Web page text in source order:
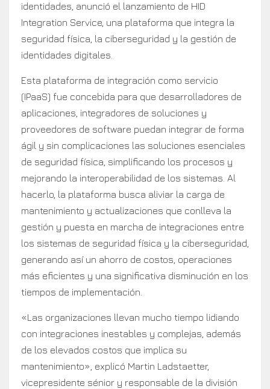
identidades, anunció el lanzamiento de HID
Integration Service, una plataforma que integra la
seguridad física, la ciberseguridad y la gestión de
identidades digitales.
Esta plataforma de integración como servicio
(IPaaS) fue concebida para que desarrolladores de
aplicaciones, integradores de soluciones y
proveedores de software puedan integrar de forma
ágil y sin complicaciones las soluciones esenciales
de seguridad física, simplificando los procesos y
mejorando la interoperabilidad de los sistemas. Al
hacerlo, la plataforma busca aliviar la carga de
mantenimiento y actualizaciones que conlleva la
gestión y puesta en marcha de integraciones entre
los sistemas de seguridad física y la ciberseguridad,
generando así un ahorro de costos, operaciones
más eficientes y una significativa disminución en los
tiempos de implementación.
«Las organizaciones llevan mucho tiempo lidiando
con integraciones inestables y complejas, además
de los elevados costos que implica su
mantenimiento», explicó Martin Ladstaetter,
vicepresidente sénior y responsable de la división